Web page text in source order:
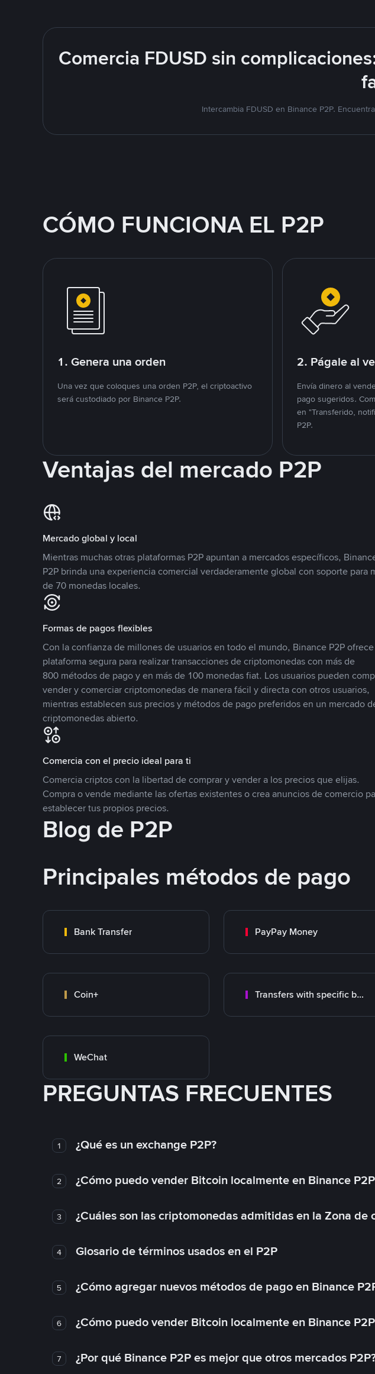
Comercia FDUSD sin
Intercambia FDUSD en Binance P2P.
CÓMO FUNCIONA EL P2P
1. Genera una orden
Una vez que coloques una orden P2P, el criptoactivo
será custodiado por Binance P2P.
2. Págale al
Envía dinero al
pago sugeridos.
en "Transferido,
P2P.
Ventajas del mercado P2P
Mercado global y local
Mientras muchas otras plataformas P2P apuntan a mercados específicos,
P2P brinda una experiencia comercial verdaderamente global con soporte para
de 70 monedas locales.
Formas de pagos flexibles
Con la confianza de millones de usuarios en todo el mundo, Binance P2P
plataforma segura para realizar transacciones de criptomonedas con más de
800 métodos de pago y en más de 100 monedas fiat. Los usuarios pueden
vender y comerciar criptomonedas de manera fácil y directa con otros usuarios,
mientras establecen sus precios y métodos de pago preferidos en un mercado
criptomonedas abierto.
Comercia con el precio ideal para ti
Comercia criptos con la libertad de comprar y vender a los precios que elijas.
Compra o vende mediante las ofertas existentes o crea anuncios de comercio
establecer tus propios precios.
Blog de P2P
Principales métodos de pago
Bank Transfer PayPay Money
Coin+ Transfers with specific bank
WeChat
PREGUNTAS FRECUENTES
1 ¿Qué es un exchange P2P?
2 ¿Cómo puedo vender Bitcoin localmente en Binance
3 ¿Cuáles son las criptomonedas admitidas en la Zona de
4 Glosario de términos usados en el P2P
5 ¿Cómo agregar nuevos métodos de pago en Binance
6 ¿Cómo puedo vender Bitcoin localmente en Binance
7 ¿Por qué Binance P2P es mejor que otros mercados